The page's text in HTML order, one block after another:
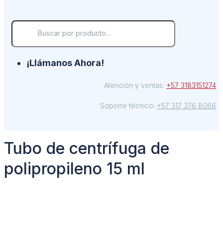
¡Llámanos Ahora!
Atención y ventas: +57 3183151274
Soporte técnico: +57 317 376 8066
Tubo de centrífuga de
polipropileno 15 ml